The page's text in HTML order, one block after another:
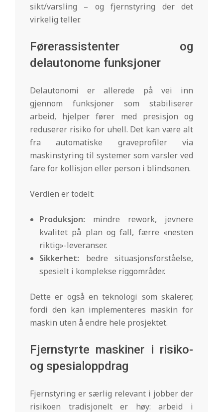
sikt/varsling – og fjernstyring der det
virkelig teller.
Førerassistenter og
delautonome funksjoner
Delautonomi er allerede på vei inn
gjennom funksjoner som stabiliserer
arbeid, hjelper fører med presisjon og
reduserer risiko for uhell. Det kan være alt
fra automatiske graveprofiler via
maskinstyring til systemer som varsler ved
fare for kollisjon eller person i blindsonen.
Verdien er todelt:
Produksjon: mindre rework, jevnere
kvalitet på plan og fall, færre «nesten
riktig»-leveranser.
Sikkerhet: bedre situasjonsforståelse,
spesielt i komplekse riggområder.
Dette er også en teknologi som skalerer,
fordi den kan implementeres maskin for
maskin uten å endre hele prosjektet.
Fjernstyrte maskiner i risiko-
og spesialoppdrag
Fjernstyring er særlig relevant i jobber der
risikoen tradisjonelt er høy: arbeid i